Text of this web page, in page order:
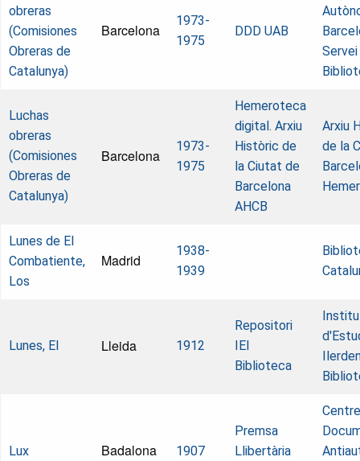
obreras
(Comisiones
Obreras de
Catalunya)
Barcelona
1973-
1975
DDD UAB
Luchas
obreras
(Comisiones
Obreras de
Catalunya)
Barcelona
1973-
1975
Hemeroteca
digital. Arxiu
Històric de
la Ciutat de
Barcelona
AHCB
Arxiu
de la
Lunes de El
Combatiente,
Los
Madrid
1938-
1939
Lunes, El Lleida 1912
Repositori
IEI
Biblioteca
Lux Badalona 1907
Premsa
Llibertària